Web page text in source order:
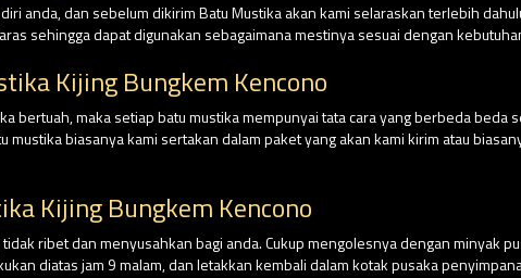
anda, dan sebelum dikirim Batu Mustika akan kami selaraskan terlebih
sehingga dapat digunakan sebagaimana mestinya sesuai dengan
Kijing Bungkem Kencono
bertuah, maka setiap batu mustika mempunyai tata cara yang berbeda beda
mustika biasanya kami sertakan dalam paket yang akan kami kirim atau
Kijing Bungkem Kencono
ribet dan menyusahkan bagi anda. Cukup mengolesnya dengan minyak
diatas jam 9 malam, dan letakkan kembali dalam kotak pusaka